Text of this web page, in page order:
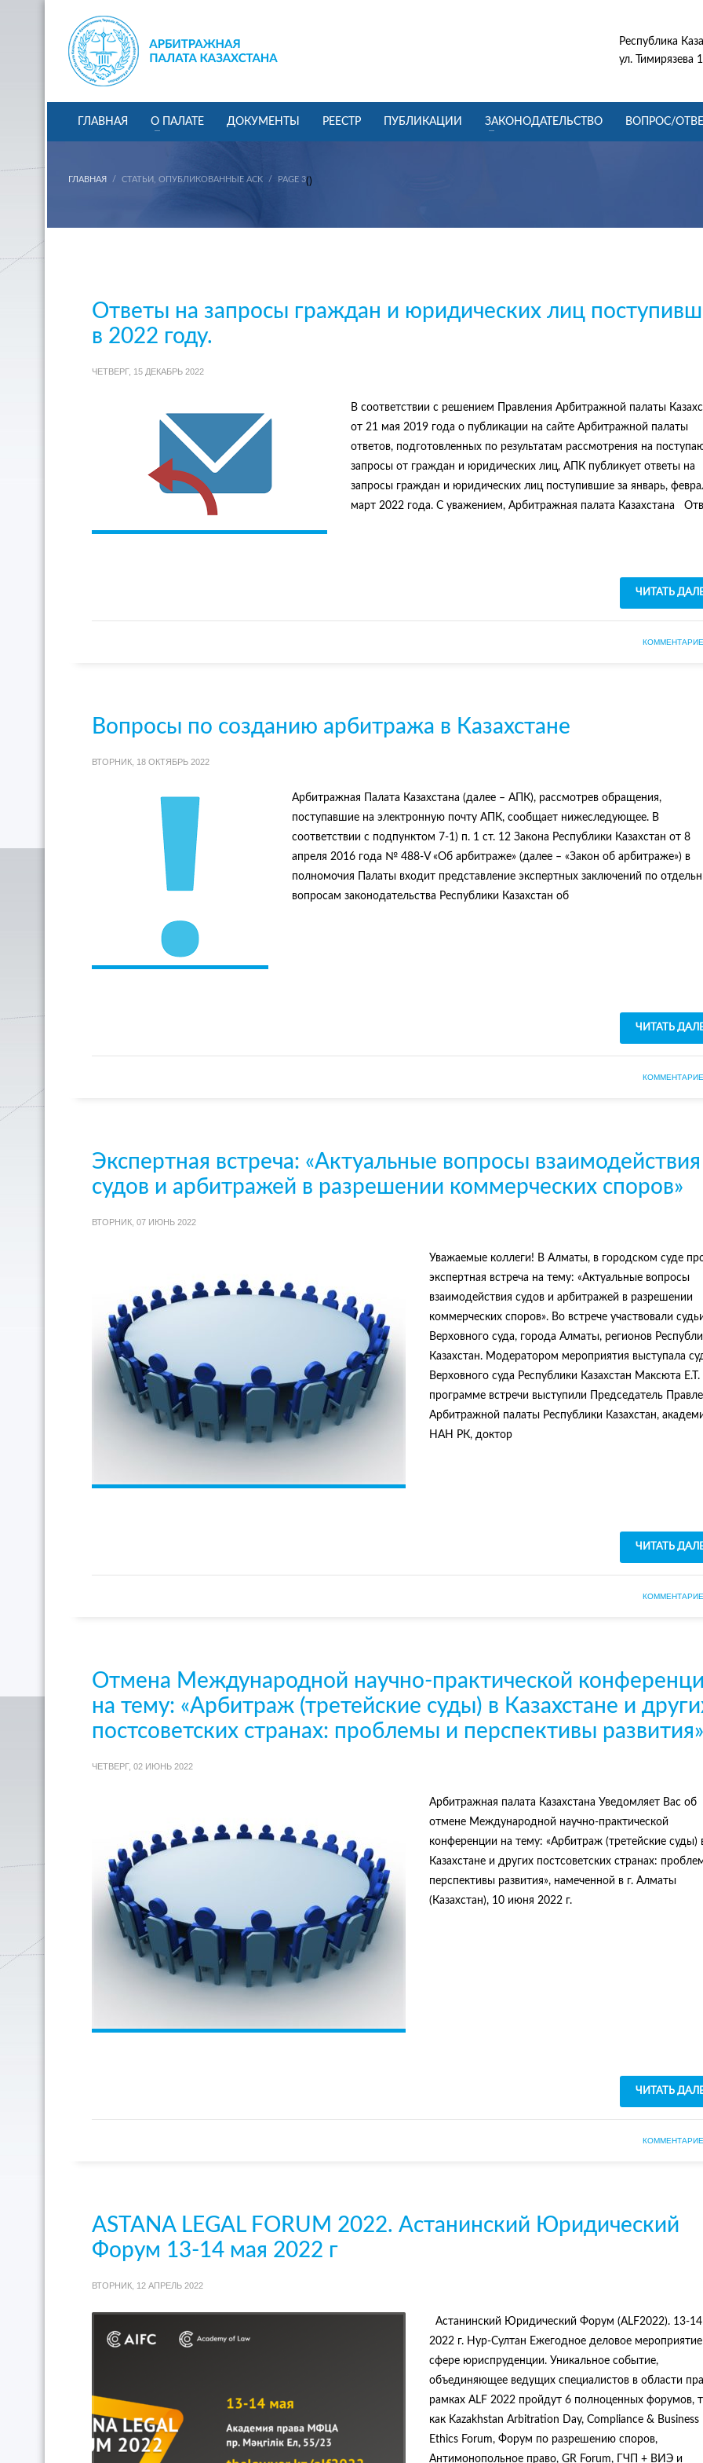
Республика
ул. Тимирязева
ГЛАВНАЯ О ПАЛАТЕ ДОКУМЕНТЫ РЕЕСТР ПУБЛИКАЦИИ ЗАКОНОДАТЕЛЬСТВО ВОПРОС/
ГЛАВНАЯ СТАТЬИ, ОПУБЛИКОВАННЫЕ ACK (
PAGE 3 )
Ответы на запросы граждан и юридических лиц
в 2022 году.
ЧЕТВЕРГ, 15 ДЕКАБРЬ 2022
В соответствии с решением Правления Арбитражной палаты
от 21 мая 2019 года о публикации на сайте Арбитражной палаты
ответов, подготовленных по результатам рассмотрения на
запросы от граждан и юридических лиц, АПК публикует ответы на
запросы граждан и юридических лиц поступившие за январь,
март 2022 года. C уважением, Арбитражная палата Казахстана
ЧИТАТЬ
Вопросы по созданию арбитража в Казахстане
ВТОРНИК, 18 ОКТЯБРЬ 2022
Арбитражная Палата Казахстана (далее – АПК), рассмотрев обращения,
поступавшие на электронную почту АПК, сообщает нижеследующее. В
соответствии с подпунктом 7-1) п. 1 ст. 12 Закона Республики Казахстан от 8
апреля 2016 года № 488-V «Об арбитраже» (далее – «Закон об арбитраже») в
полномочия Палаты входит представление экспертных заключений по
вопросам законодательства Республики Казахстан об
ЧИТАТЬ
Экспертная встреча: «Актуальные вопросы взаимодействия
судов и арбитражей в разрешении коммерческих споров»
ВТОРНИК, 07 ИЮНЬ 2022
Уважаемые коллеги! В Алматы, в городском суде
экспертная встреча на тему: «Актуальные вопросы
взаимодействия судов и арбитражей в разрешении
коммерческих споров». Во встрече участвовали
Верховного суда, города Алматы, регионов
Казахстан. Модератором мероприятия выступала
Верховного суда Республики Казахстан Максюта
программе встречи выступили Председатель
Арбитражной палаты Республики Казахстан,
НАН РК, доктор
ЧИТАТЬ
Отмена Международной научно-практической
на тему: «Арбитраж (третейские суды) в Казахстане и
постсоветских странах: проблемы и перспективы развития»
ЧЕТВЕРГ, 02 ИЮНЬ 2022
Арбитражная палата Казахстана Уведомляет Вас об
отмене Международной научно-практической
конференции на тему: «Арбитраж (третейские суды)
Казахстане и других постсоветских странах:
перспективы развития», намеченной в г. Алматы
(Казахстан), 10 июня 2022 г.
ЧИТАТЬ
ASTANA LEGAL FORUM 2022. Астанинский Юридический
Форум 13-14 мая 2022 г
ВТОРНИК, 12 АПРЕЛЬ 2022
Астанинский Юридический Форум (ALF2022). 13-
2022 г. Нур-Султан Ежегодное деловое
сфере юриспруденции. Уникальное событие,
объединяющее ведущих специалистов в области
рамках ALF 2022 пройдут 6 полноценных форумов,
как Kazakhstan Arbitration Day, Compliance & Business
Ethics Forum, Форум по разрешению споров,
Антимонопольное право, GR Forum, ГЧП + ВИЭ и